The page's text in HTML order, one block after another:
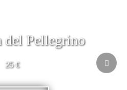
del Pellegrino
25 €